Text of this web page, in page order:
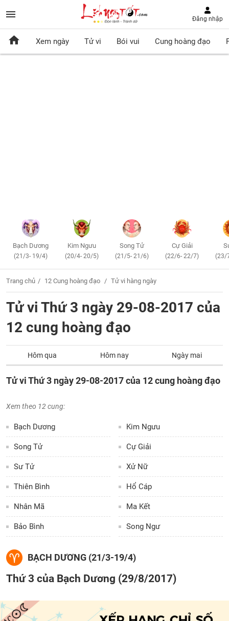
Đăng nhập
Xem ngày Tử vi Bói vui Cung hoàng đạo
Bạch Dương
(21/3- 19/4)
Kim Ngưu
(20/4- 20/5)
Song Tử
(21/5- 21/6)
Cự Giải
(22/6- 22/7) (23/
Trang chủ 12 Cung hoàng đạo Tử vi hàng ngày
Tử vi Thứ 3 ngày 29-08-2017 của
12 cung hoàng đạo
Hôm qua Hôm nay Ngày mai
Tử vi Thứ 3 ngày 29-08-2017 của 12 cung hoàng đạo
Xem theo 12 cung:
Bạch Dương Kim Ngưu
Song Tử Cự Giải
Sư Tử Xử Nữ
Thiên Bình Hổ Cáp
Nhân Mã Ma Kết
Bảo Bình Song Ngư
BẠCH DƯƠNG (21/3-19/4)
Thứ 3 của Bạch Dương (29/8/2017)